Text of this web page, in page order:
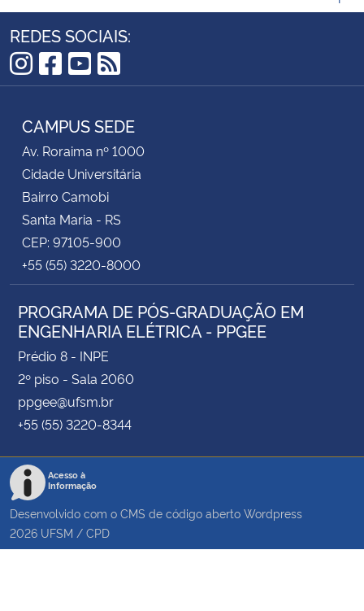
REDES SOCIAIS:
Instagram
Facebook
YouTube
RSS
CAMPUS SEDE
Av. Roraima nº 1000
Cidade Universitária
Bairro Camobi
Santa Maria - RS
CEP: 97105-900
+55 (55) 3220-8000
PROGRAMA DE PÓS-GRADUAÇÃO EM
ENGENHARIA ELÉTRICA - PPGEE
Prédio 8 - INPE
2º piso - Sala 2060
ppgee@ufsm.br
+55 (55) 3220-8344
Acesso à
Informação
Desenvolvido com o CMS de código aberto Wordpress
2026 UFSM / CPD